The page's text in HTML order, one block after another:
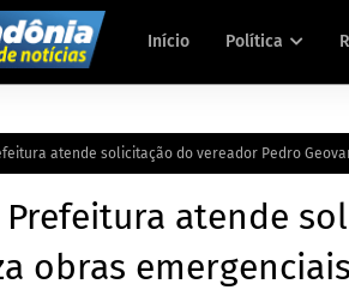
Início Política
atende solicitação do vereador Pedro
Prefeitura atende
obras